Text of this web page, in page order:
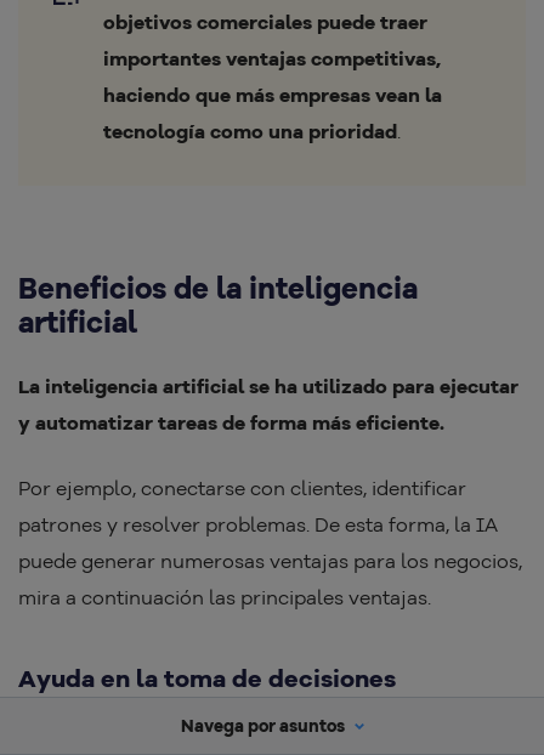
objetivos comerciales puede traer
importantes ventajas competitivas,
haciendo que más empresas vean la
tecnología como una prioridad.
Beneficios de la inteligencia
artificial
La inteligencia artificial se ha utilizado para ejecutar
y automatizar tareas de forma más eficiente.
Por ejemplo, conectarse con clientes, identificar
patrones y resolver problemas. De esta forma, la IA
puede generar numerosas ventajas para los negocios,
mira a continuación las principales ventajas.
Ayuda en la toma de decisiones
Hemos hablado mucho sobre este beneficio aquí en
Navega por asuntos